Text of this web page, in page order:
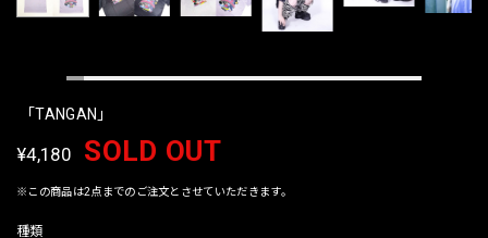
「TANGAN」
¥4,180 SOLD OUT
※この商品は2点までのご注文とさせていただきます。
種類